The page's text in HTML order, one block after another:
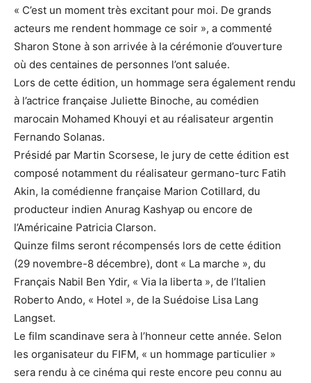
« C’est un moment très excitant pour moi. De grands
acteurs me rendent hommage ce soir », a commenté
Sharon Stone à son arrivée à la cérémonie d’ouverture
où des centaines de personnes l’ont saluée.
Lors de cette édition, un hommage sera également rendu
à l’actrice française Juliette Binoche, au comédien
marocain Mohamed Khouyi et au réalisateur argentin
Fernando Solanas.
Présidé par Martin Scorsese, le jury de cette édition est
composé notamment du réalisateur germano-turc Fatih
Akin, la comédienne française Marion Cotillard, du
producteur indien Anurag Kashyap ou encore de
l’Américaine Patricia Clarson.
Quinze films seront récompensés lors de cette édition
(29 novembre-8 décembre), dont « La marche », du
Français Nabil Ben Ydir, « Via la liberta », de l’Italien
Roberto Ando, « Hotel », de la Suédoise Lisa Lang
Langset.
Le film scandinave sera à l’honneur cette année. Selon
les organisateur du FIFM, « un hommage particulier »
sera rendu à ce cinéma qui reste encore peu connu au